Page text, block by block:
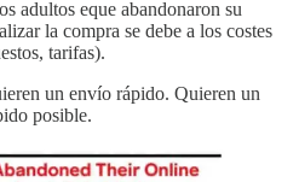
adultos eque abandonaron su
la compra se debe a los costes
tarifas).
un envío rápido. Quieren un
posible.